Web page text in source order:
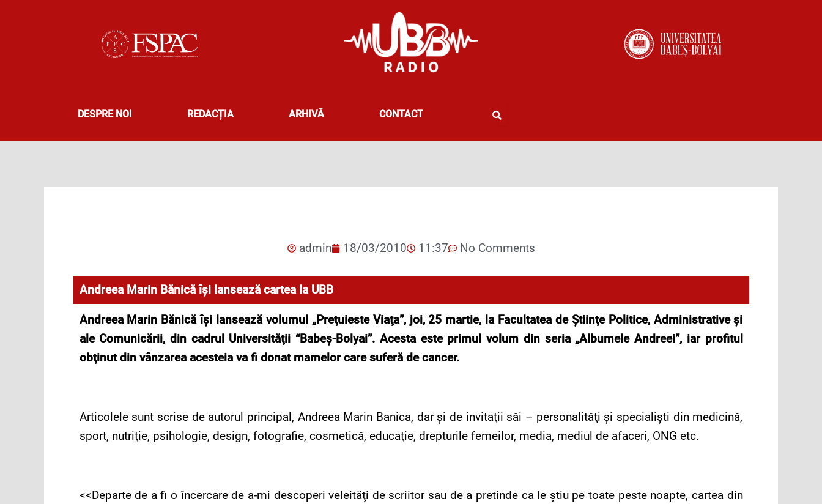
DESPRE NOI REDACȚIA ARHIVĂ CONTACT
admin 18/03/2010 11:37 No Comments
Andreea Marin Bănică îşi lansează cartea la UBB
Andreea Marin Bănică îşi lansează volumul „Preţuieste Viaţa”, joi, 25 martie, la Facultatea de Ştiinţe Politice, Administrative şi
ale Comunicării, din cadrul Universităţii “Babeş-Bolyai”. Acesta este primul volum din seria „Albumele Andreei”, iar profitul
obţinut din vânzarea acesteia va fi donat mamelor care suferă de cancer.
Articolele sunt scrise de autorul principal, Andreea Marin Banica, dar şi de invitaţii săi – personalităţi şi specialişti din medicină,
sport, nutriţie, psihologie, design, fotografie, cosmetică, educaţie, drepturile femeilor, media, mediul de afaceri, ONG etc.
<<Departe de a fi o încercare de a-mi descoperi veleităţi de scriitor sau de a pretinde ca le ştiu pe toate peste noapte, cartea din